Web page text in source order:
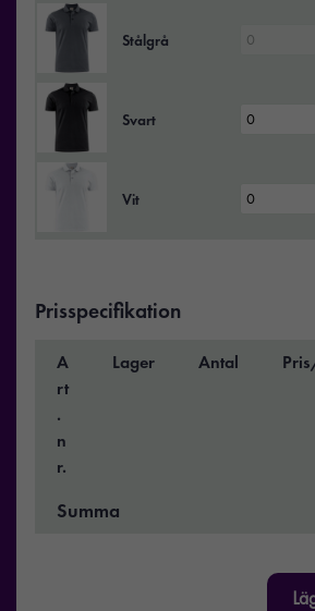
Stålgrå
Svart
Vit
Prisspecifikation
A
rt
.
n
r.
Lager Antal
Summa